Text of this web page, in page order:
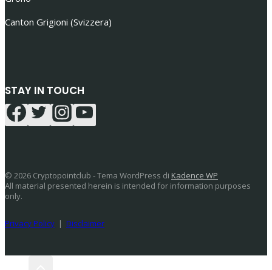
Canton Grigioni (Svizzera)
STAY IN TOUCH
© 2026 Cryptopointclub - Tema WordPress di Kadence WP
All material presented herein is intended for information purposes
only.
Privacy Policy | Disclaimer